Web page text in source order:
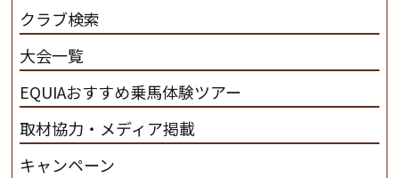
だわります。 私たちは、乗用馬の質の向上を目指し、生
産･育成･調教を一貫して行います。カナディアンキャ
ンプ乗馬クラブ九州のツアー情報はこちら
クラブ検索
大会一覧
EQUIAおすすめ乗馬体験ツアー
取材協力・メディア掲載
キャンペーン